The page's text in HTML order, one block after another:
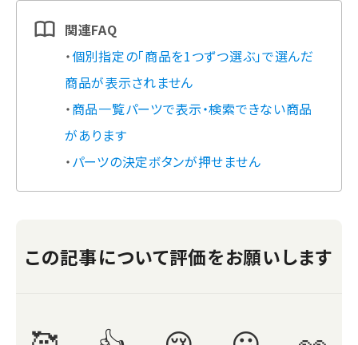
関連FAQ
・個別指定の「商品を1つずつ選ぶ」で選んだ
商品が表示されません
・商品一覧パーツで表示・検索できない商品
があります
・パーツの決定ボタンが押せません